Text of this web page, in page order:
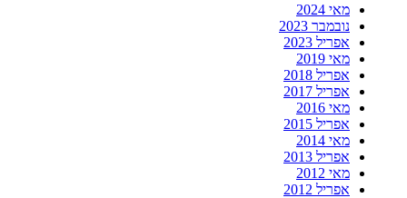
מאי 2024
נובמבר 2023
אפריל 2023
מאי 2019
אפריל 2018
אפריל 2017
מאי 2016
אפריל 2015
מאי 2014
אפריל 2013
מאי 2012
אפריל 2012